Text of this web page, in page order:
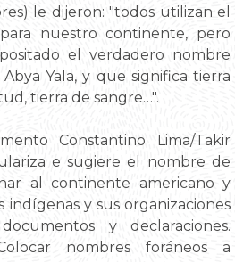
le dijeron: "todos utilizan el
nuestro continente, pero
el verdadero nombre
Yala, y que significa tierra
tierra de sangre…".
Constantino Lima/Takir
e sugiere el nombre de
al continente americano y
y sus organizaciones
y declaraciones.
nombres foráneos a